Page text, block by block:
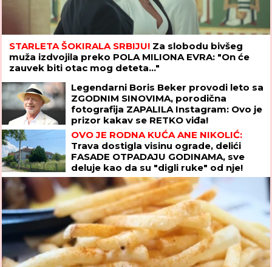
STARLETA ŠOKIRALA SRBIJU! Za slobodu bivšeg
muža izdvojila preko POLA MILIONA EVRA: "On će
zauvek biti otac mog deteta..."
Legendarni Boris Beker provodi leto sa
ZGODNIM SINOVIMA, porodična
fotografija ZAPALILA Instagram: Ovo je
prizor kakav se RETKO viđa!
OVO JE RODNA KUĆA ANE NIKOLIĆ:
Trava dostigla visinu ograde, delići
FASADE OTPADAJU GODINAMA, sve
deluje kao da su "digli ruke" od nje!
(FOTO)